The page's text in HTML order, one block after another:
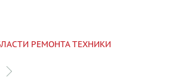
РЕМОНТА ТЕХНИКИ